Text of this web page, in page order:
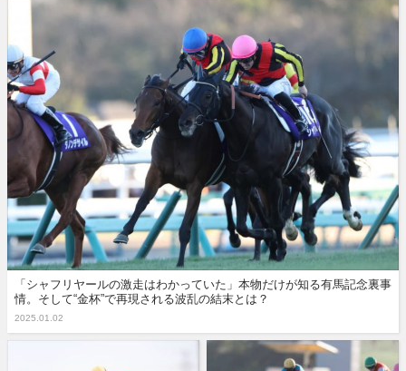
「シャフリヤールの激走はわかっていた」本物だけが知る有馬記念裏事
情。そして“金杯”で再現される波乱の結末とは？
2025.01.02